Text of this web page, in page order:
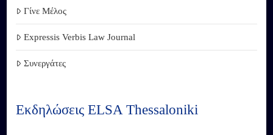
Γίνε Μέλος
Expressis Verbis Law Journal
Συνεργάτες
Εκδηλώσεις ELSA Thessaloniki